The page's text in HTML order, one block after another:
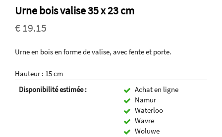
Urne bois valise 35 x 23 cm
€ 19.15
Urne en bois en forme de valise, avec fente et porte.
Hauteur : 15 cm
Disponibilité estimée :
Achat en ligne
Namur
Waterloo
Wavre
Woluwe